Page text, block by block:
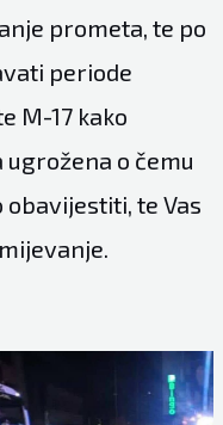
prometa, te po
periode
M-17 kako
o čemu
te Vas